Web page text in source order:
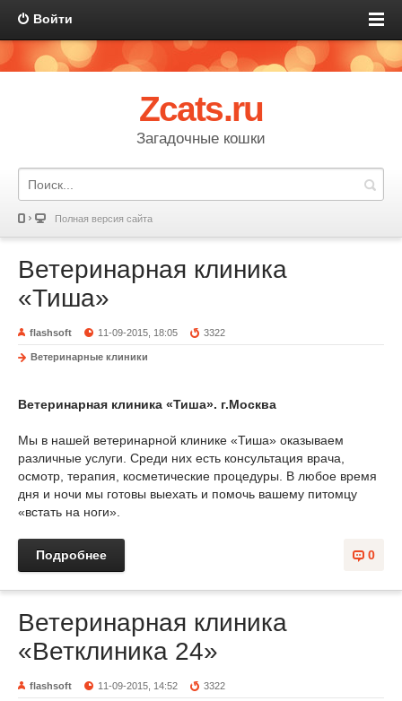
Войти
Zcats.ru
Загадочные кошки
Полная версия сайта
Ветеринарная клиника
«Тиша»
flashsoft 11-09-2015, 18:05 3322
Ветеринарные клиники
Ветеринарная клиника «Тиша». г.Москва
Мы в нашей ветеринарной клинике «Тиша» оказываем
различные услуги. Среди них есть консультация врача,
осмотр, терапия, косметические процедуры. В любое время
дня и ночи мы готовы выехать и помочь вашему питомцу
«встать на ноги».
0
Подробнее
Ветеринарная клиника
«Ветклиника 24»
flashsoft 11-09-2015, 14:52 3322